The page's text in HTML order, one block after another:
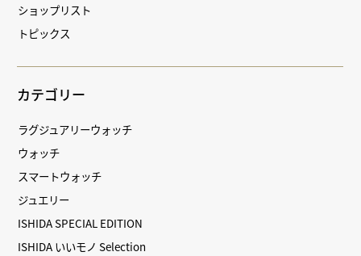
ショップリスト
トピックス
カテゴリー
ラグジュアリーウォッチ
ウォッチ
スマートウォッチ
ジュエリー
ISHIDA SPECIAL EDITION
ISHIDA いいモノ Selection